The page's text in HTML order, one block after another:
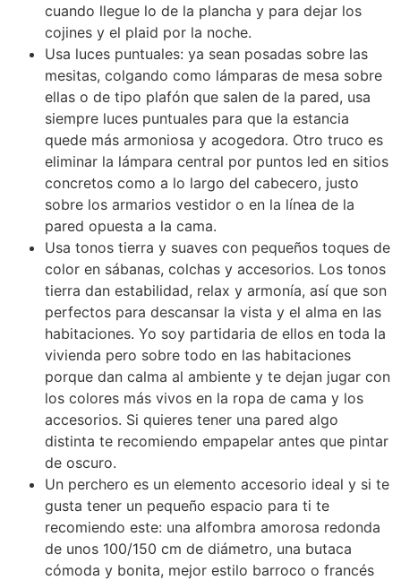
cuando llegue lo de la plancha y para dejar los
cojines y el plaid por la noche.
Usa luces puntuales: ya sean posadas sobre las
mesitas, colgando como lámparas de mesa sobre
ellas o de tipo plafón que salen de la pared, usa
siempre luces puntuales para que la estancia
quede más armoniosa y acogedora. Otro truco es
eliminar la lámpara central por puntos led en sitios
concretos como a lo largo del cabecero, justo
sobre los armarios vestidor o en la línea de la
pared opuesta a la cama.
Usa tonos tierra y suaves con pequeños toques de
color en sábanas, colchas y accesorios. Los tonos
tierra dan estabilidad, relax y armonía, así que son
perfectos para descansar la vista y el alma en las
habitaciones. Yo soy partidaria de ellos en toda la
vivienda pero sobre todo en las habitaciones
porque dan calma al ambiente y te dejan jugar con
los colores más vivos en la ropa de cama y los
accesorios. Si quieres tener una pared algo
distinta te recomiendo empapelar antes que pintar
de oscuro.
Un perchero es un elemento accesorio ideal y si te
gusta tener un pequeño espacio para ti te
recomiendo este: una alfombra amorosa redonda
de unos 100/150 cm de diámetro, una butaca
cómoda y bonita, mejor estilo barroco o francés